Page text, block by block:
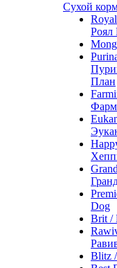
Сухой
Роял
План
Dog
Brit /
Blitz